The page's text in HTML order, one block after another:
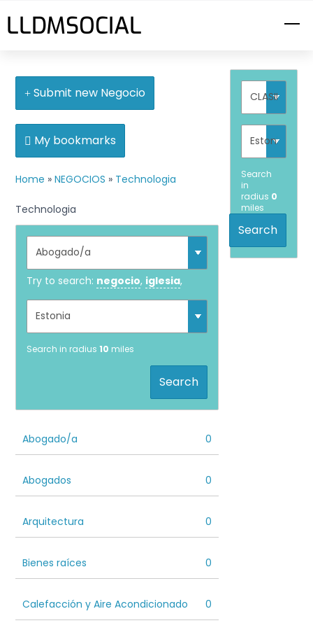
toLLDMSOCIAL
Submit new Negocio
My bookmarks
Home »NEGOCIOS » Technologia
Technologia
Try to search: negocio, iglesia,
Search in radius10 miles
Search
Abogado/a 0
Abogados 0
Arquitectura 0
Bienes raíces 0
Calefacción y Aire Acondicionado 0
Search
in
radius 0
miles
Search